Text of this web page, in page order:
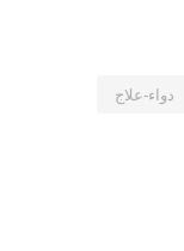
دواء-علاج